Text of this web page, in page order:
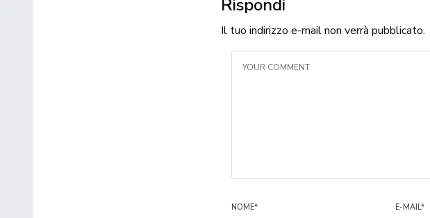
Rispondi
Il tuo indirizzo e-mail non verrà pubblicato.
NOME* E-MAIL*